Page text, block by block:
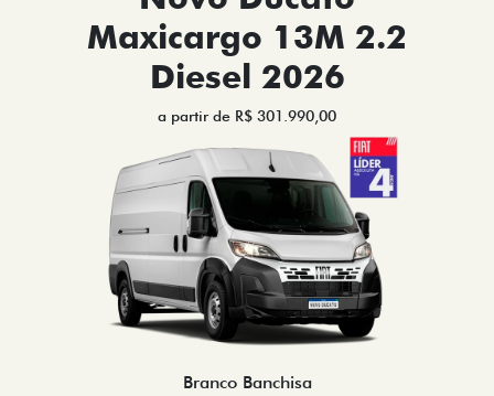
Maxicargo 13M 2.2
Diesel 2026
a partir de R$ 301.990,00
Branco Banchisa